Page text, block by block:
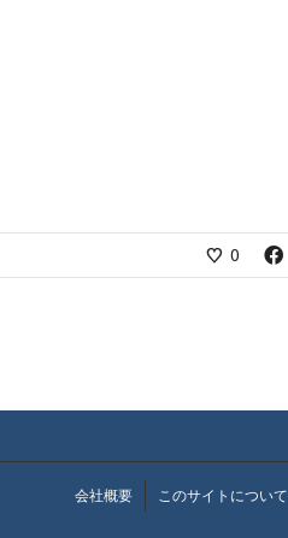
0
会社概要 このサイトについて